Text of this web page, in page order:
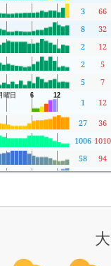
3 66
8 32
2 12
2 5
5 7
1 12
27 36
1006 1010
58 94
1 8